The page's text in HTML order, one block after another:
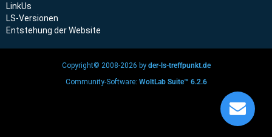
LinkUs
LS-Versionen
Entstehung der Website
Copyright© 2008-2026 by der-ls-treffpunkt.de
Community-Software: WoltLab Suite™ 6.2.6